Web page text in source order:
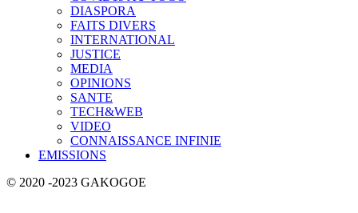
DIASPORA
FAITS DIVERS
INTERNATIONAL
JUSTICE
MEDIA
OPINIONS
SANTE
TECH&WEB
VIDEO
CONNAISSANCE INFINIE
EMISSIONS
© 2020 -2023 GAKOGOE